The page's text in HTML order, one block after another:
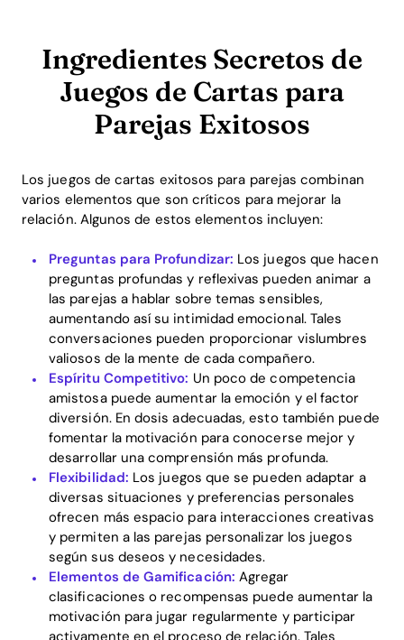
Ingredientes Secretos de
Juegos de Cartas para
Parejas Exitosos
Los juegos de cartas exitosos para parejas combinan
varios elementos que son críticos para mejorar la
relación. Algunos de estos elementos incluyen:
Preguntas para Profundizar: Los juegos que hacen
preguntas profundas y reflexivas pueden animar a
las parejas a hablar sobre temas sensibles,
aumentando así su intimidad emocional. Tales
conversaciones pueden proporcionar vislumbres
valiosos de la mente de cada compañero.
Espíritu Competitivo: Un poco de competencia
amistosa puede aumentar la emoción y el factor
diversión. En dosis adecuadas, esto también puede
fomentar la motivación para conocerse mejor y
desarrollar una comprensión más profunda.
Flexibilidad: Los juegos que se pueden adaptar a
diversas situaciones y preferencias personales
ofrecen más espacio para interacciones creativas
y permiten a las parejas personalizar los juegos
según sus deseos y necesidades.
Elementos de Gamificación: Agregar
clasificaciones o recompensas puede aumentar la
motivación para jugar regularmente y participar
activamente en el proceso de relación. Tales